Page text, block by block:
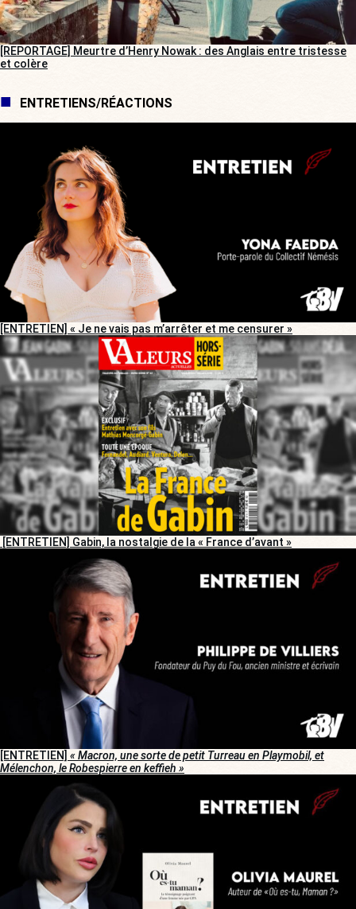
[REPORTAGE] Meurtre d’Henry Nowak : des Anglais entre tristesse
et colère
ENTRETIENS/RÉACTIONS
[ENTRETIEN] « Je ne vais pas m’arrêter et me censurer »
[ENTRETIEN] Gabin, la nostalgie de la « France d’avant »
[ENTRETIEN] « Macron, une sorte de petit Turreau en Playmobil, et
Mélenchon, le Robespierre en keffieh »